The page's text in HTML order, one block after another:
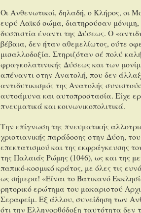
Οι Ανθενωτικοί, δηλαδή, ο Κλήρος, οι
ευρύ Λαϊκό σώμα, διατηρούσαν μόνιμη,
δυσπιστία έναντι της Δύσεως. Ο
βέβαια, δεν ήταν αθεμελίωτος, ούτε
μισαλλοδοξία. Στηριζόταν σέ πολύ
φραγκολατινικής Δύσεως και των
απέναντι στην Ανατολή, που δεν
αντιδυτικισμός της Ανατολής
αυτοάμυνα και αυτοπροστασία. Είχε
πνευματικά και κοινωνικοπολιτικά.
Την επίγνωση της πνευματικής
χριστιανικής παράδοσης στην Δύση,
επεκτατισμού και της εκφράγκευσης
της Παλαιάς Ρώμης (1046), ως και της
παπικό-κοσμικό κράτος, με όλες τις
ως σήμερα! «Είναι το Βατικανό
ρητορικό ερώτημα του μακαριστού
Σεραφείμ. Εξ άλλου, συνείδηση των
ότι την Ελληνορθόδοξη ταυτότητα δεν